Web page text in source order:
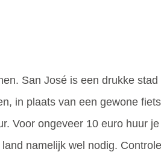
San José is een drukke stad
in plaats van een gewone
Voor ongeveer 10 euro huur je
namelijk wel nodig.